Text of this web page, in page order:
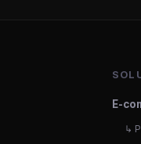
E-
↳